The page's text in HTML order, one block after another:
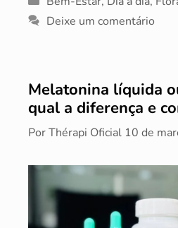
Deixe um comentário
Melatonina líquida
qual a diferença e
PorThérapi Oficial 10 de